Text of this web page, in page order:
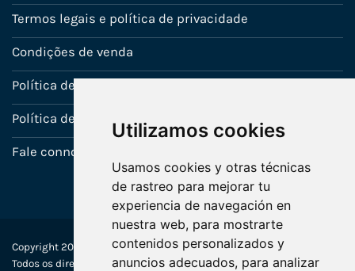
Utilizamos cookies
Usamos cookies y otras técnicas
de rastreo para mejorar tu
experiencia de navegación en
nuestra web, para mostrarte
contenidos personalizados y
anuncios adecuados, para analizar
Termos legais e política de privacidade
Condições de venda
Política de Garantia
Política de utilização de cookies
Fale connosco
Copyright 2022-2025 © Ecosistemas Informáticos España SL –
Todos os direitos reservados